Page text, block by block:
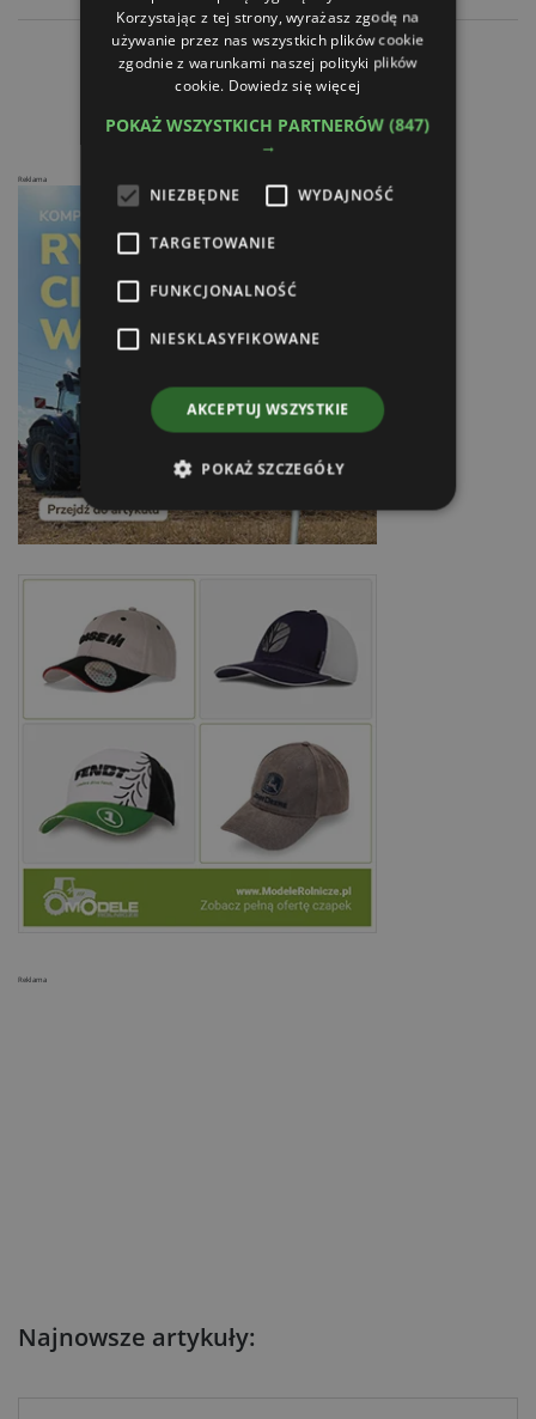
Lemken - Reorganizacja w Alpen
Autopart - Większe moce
Reklama
Najnowsze artykuły:
Reklama
Korzystając z tej strony, wyrażasz zgodę na
używanie przez nas wszystkich plików cookie
zgodnie z warunkami naszej polityki plików
cookie. Dowiedz się więcej
POKAŻ WSZYSTKICH PARTNERÓW(847)
→
NIEZBĘDNE WYDAJNOŚĆ
TARGETOWANIE
FUNKCJONALNOŚĆ
NIESKLASYFIKOWANE
AKCEPTUJ WSZYSTKIE
POKAŻ SZCZEGÓŁY